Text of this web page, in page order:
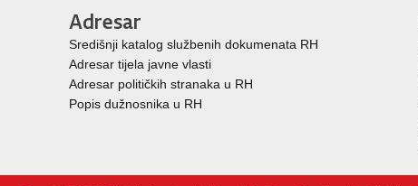
Adresar
Središnji katalog službenih dokumenata RH
Adresar tijela javne vlasti
Adresar političkih stranaka u RH
Popis dužnosnika u RH